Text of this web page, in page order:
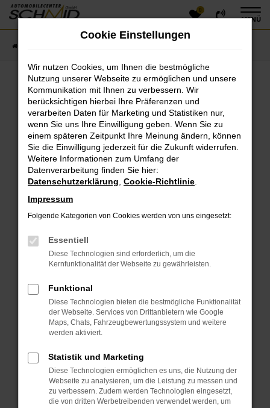
Zum
Hauptinhalt
0
MENÜ
Fehler: Network Error
Beim Laden ist ein Fehler aufgetreten.
Hier sind ein paar Tipps, die dir helfen können:
Überprüfe deine Firewall und deine
Internetverbindung.
Laden andere Webseiten, zum Beispiel deine
Suchmaschine?
Prüfe deine Browsererweiterungen.
das Laden bestimmter Seiten verhindern.
Funktioniert die Seite in einem anderen Browser
oder in einem privaten Fenster?
Das kann manchmal helfen, vorübergehende
Probleme zu beheben.
Stelle sicher, dass dein Browser und dein
Betriebssystem auf dem neuesten Stand sind.
Sicherheitsrisiko, sondern kann auch dazu führen,
dass bestimmte Funktionen nicht mehr
unterstützt werden.
Wende dich an den Webseitenbetreiber.
Cookie Einstellungen
Wir nutzen Cookies, um Ihnen die bestmögliche
Nutzung unserer Webseite zu ermöglichen und unsere
Kommunikation mit Ihnen zu verbessern. Wir
berücksichtigen hierbei Ihre Präferenzen und
verarbeiten Daten für Marketing und Statistiken nur,
wenn Sie uns Ihre Einwilligung geben. Wenn Sie zu
einem späteren Zeitpunkt Ihre Meinung ändern, können
Sie die Einwilligung jederzeit für die Zukunft widerrufen.
Weitere Informationen zum Umfang der
Datenverarbeitung finden Sie hier:
Datenschutzerklärung Cookie-Richtlinie
Impressum
Folgende Kategorien von Cookies werden von uns eingesetzt:
Essentiell
Diese Technologien sind erforderlich, um die
Kernfunktionalität der Webseite zu gewährleisten.
Funktional
Diese Technologien bieten die bestmögliche Funktionalität
der Webseite. Services von Drittanbietern wie Google
Maps, Chats, Fahrzeugbewertungssystem und weitere
werden aktiviert.
Statistik und Marketing
Diese Technologien ermöglichen es uns, die Nutzung der
Webseite zu analysieren, um die Leistung zu messen und
zu verbessern. Zudem werden Technologien eingesetzt,
die von dritten Werbetreibenden verwendet werden, um